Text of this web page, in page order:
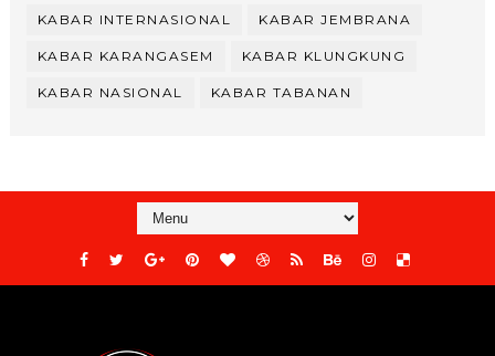
KABAR INTERNASIONAL KABAR JEMBRANA
KABAR KARANGASEM KABAR KLUNGKUNG
KABAR NASIONAL KABAR TABANAN